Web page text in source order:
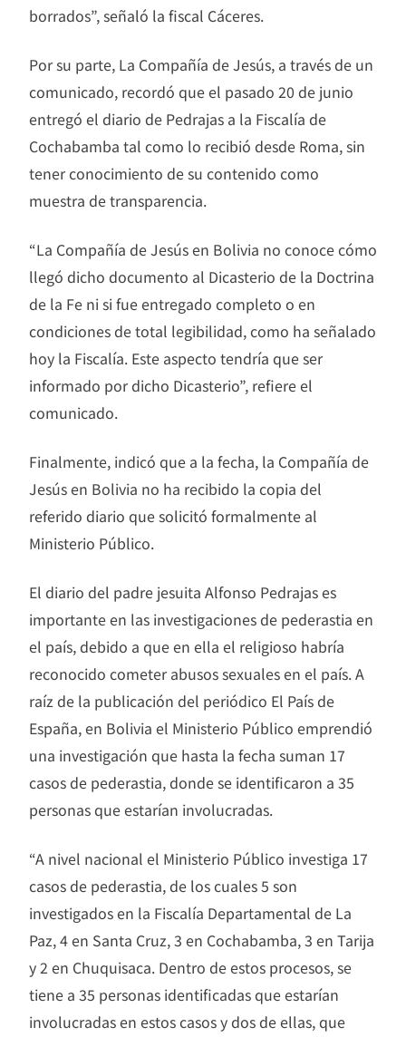
borrados”, señaló la fiscal Cáceres.
Por su parte, La Compañía de Jesús, a través de un
comunicado, recordó que el pasado 20 de junio
entregó el diario de Pedrajas a la Fiscalía de
Cochabamba tal como lo recibió desde Roma, sin
tener conocimiento de su contenido como
muestra de transparencia.
“La Compañía de Jesús en Bolivia no conoce cómo
llegó dicho documento al Dicasterio de la Doctrina
de la Fe ni si fue entregado completo o en
condiciones de total legibilidad, como ha señalado
hoy la Fiscalía. Este aspecto tendría que ser
informado por dicho Dicasterio”, refiere el
comunicado.
Finalmente, indicó que a la fecha, la Compañía de
Jesús en Bolivia no ha recibido la copia del
referido diario que solicitó formalmente al
Ministerio Público.
El diario del padre jesuita Alfonso Pedrajas es
importante en las investigaciones de pederastia en
el país, debido a que en ella el religioso habría
reconocido cometer abusos sexuales en el país. A
raíz de la publicación del periódico El País de
España, en Bolivia el Ministerio Público emprendió
una investigación que hasta la fecha suman 17
casos de pederastia, donde se identificaron a 35
personas que estarían involucradas.
“A nivel nacional el Ministerio Público investiga 17
casos de pederastia, de los cuales 5 son
investigados en la Fiscalía Departamental de La
Paz, 4 en Santa Cruz, 3 en Cochabamba, 3 en Tarija
y 2 en Chuquisaca. Dentro de estos procesos, se
tiene a 35 personas identificadas que estarían
involucradas en estos casos y dos de ellas, que